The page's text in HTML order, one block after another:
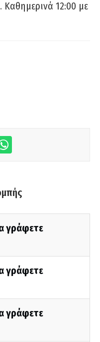
12:00 με
γράφετε
γράφετε
γράφετε